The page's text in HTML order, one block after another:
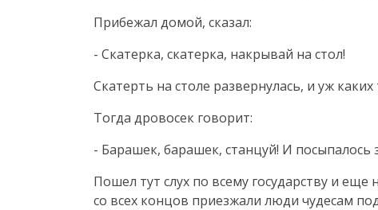
Прибежал домой, сказал:
- Скатерка, скатерка, накрывай на стол!
Скатерть на столе развернулась, и уж
Тогда дровосек говорит:
- Барашек, барашек, станцуй! И посыпалось
Пошел тут слух по всему государству и
со всех концов приезжали люди чудесам